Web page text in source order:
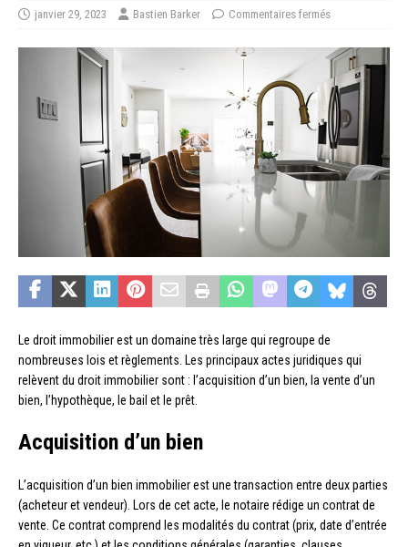
janvier 29, 2023 Bastien Barker Commentaires fermés
Le droit immobilier est un domaine très large qui regroupe de
nombreuses lois et règlements. Les principaux actes juridiques qui
relèvent du droit immobilier sont : l’acquisition d’un bien, la vente d’un
bien, l’hypothèque, le bail et le prêt.
Acquisition d’un bien
L’acquisition d’un bien immobilier est une transaction entre deux parties
(acheteur et vendeur). Lors de cet acte, le notaire rédige un contrat de
vente. Ce contrat comprend les modalités du contrat (prix, date d’entrée